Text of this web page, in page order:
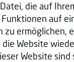
die auf
auf
Website
Website